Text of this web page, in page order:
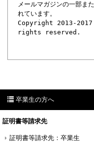
メールマガジンの一部ま
れています。
Copyright 2013-
rights reserved.
卒業生の方へ
証明書等請求先
証明書等請求先：卒業生